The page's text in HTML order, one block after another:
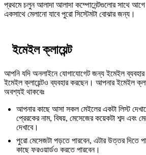
প্রথমে চলুন আলাদা আলাদা কম্পোনেন্টগুলোর সাথে
একসাথে মেলানো যাবে পুরো সিস্টেমটা বোঝার জন্য।
ইমেইল ক্লায়েন্ট
আপনি যদি অনলাইনে যোগাযোগেট জন্য ইমেইল
ইমেইল ক্লায়েন্টও ব্যবহার করছেন। আপনার ইমেইল
অবশ্যই থাকবেঃ
আপনার কাছে আসা সকল মেইলের একটা লিস্ট
প্রেরকের নাম, বিষয়, মেসেজের কয়েকটা শব্দ এবং
দেখাবে।
পুরো মেসেজটা পড়তে পারবেন, এটার উত্তর দিতে
কাছে ফরওয়ার্ডও করতে পারবেন।